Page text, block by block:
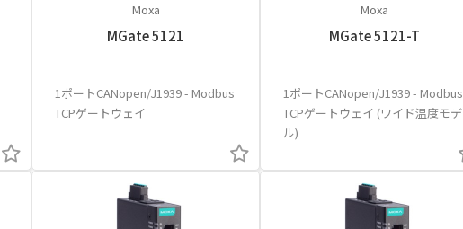
Moxa
MGate 5121
1ポートCANopen/J1939 - Modbus
TCPゲートウェイ
Moxa
MGate 5121-T
1ポートCANopen/J1939 - Modbus
TCPゲートウェイ (ワイド温度モデ
ル)